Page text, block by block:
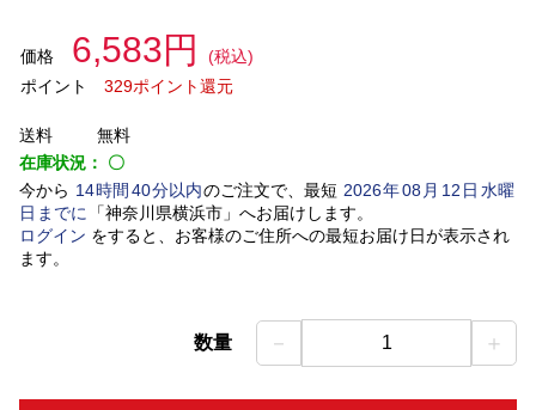
価格 6,583円
(税込)
ポイント
329ポイント還元
送料
無料
在庫状況： 〇
今から 14時間 40分以内のご注文で、最短 2026年08 月 12 日水曜
日 までに 「神奈川県横浜市」 へお届けします。
ログイン をすると、お客様のご住所への最短お届け日が表示され
ます。
数量 － 1 ＋